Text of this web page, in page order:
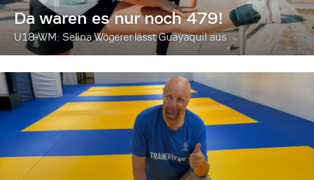
Da waren es nur noch 479!
U18-WM: Selina Wögerer lässt Guayaquil aus